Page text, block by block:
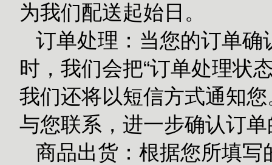
为我们配送起始日。
订单处理：当您的订单确
时，我们会把“订单处理状
我们还将以短信方式通知
与您联系，进一步确认订
商品出货：根据您所填写